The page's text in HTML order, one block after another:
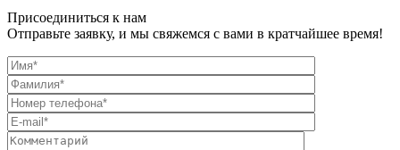
Присоединиться к нам
Отправьте заявку, и мы свяжемся с вами в кратчайшее время!